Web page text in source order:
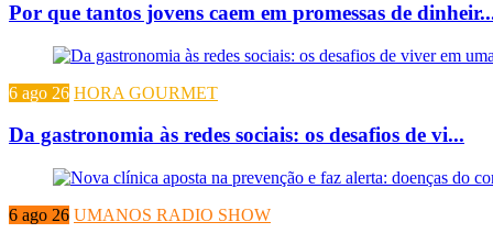
Por que tantos jovens caem em promessas de
6 ago 26 HORA GOURMET
Da gastronomia às redes sociais: os desafios de vi...
6 ago 26 UMANOS RADIO SHOW